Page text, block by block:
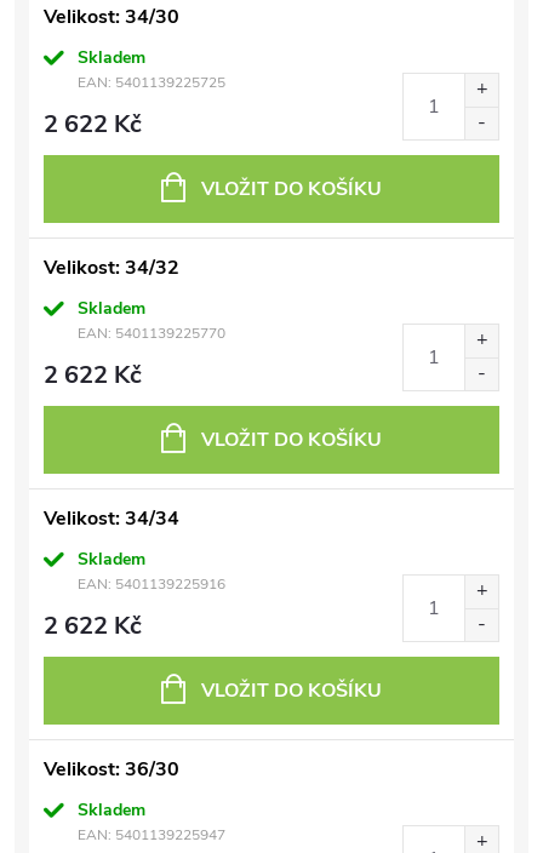
Velikost: 34/30
Skladem
EAN: 5401139225725
2 622 Kč
VLOŽIT DO KOŠÍKU
Velikost: 34/32
Skladem
EAN: 5401139225770
2 622 Kč
VLOŽIT DO KOŠÍKU
Velikost: 34/34
Skladem
EAN: 5401139225916
2 622 Kč
VLOŽIT DO KOŠÍKU
Velikost: 36/30
Skladem
EAN: 5401139225947